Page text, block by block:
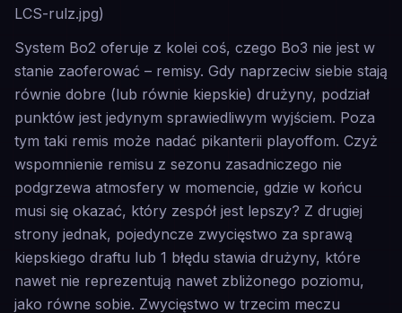
LCS-rulz.jpg)
System Bo2 oferuje z kolei coś, czego Bo3 nie jest w
stanie zaoferować – remisy. Gdy naprzeciw siebie stają
równie dobre (lub równie kiepskie) drużyny, podział
punktów jest jedynym sprawiedliwym wyjściem. Poza
tym taki remis może nadać pikanterii playoffom. Czyż
wspomnienie remisu z sezonu zasadniczego nie
podgrzewa atmosfery w momencie, gdzie w końcu
musi się okazać, który zespół jest lepszy? Z drugiej
strony jednak, pojedyncze zwycięstwo za sprawą
kiepskiego draftu lub 1 błędu stawia drużyny, które
nawet nie reprezentują nawet zbliżonego poziomu,
jako równe sobie. Zwycięstwo w trzecim meczu